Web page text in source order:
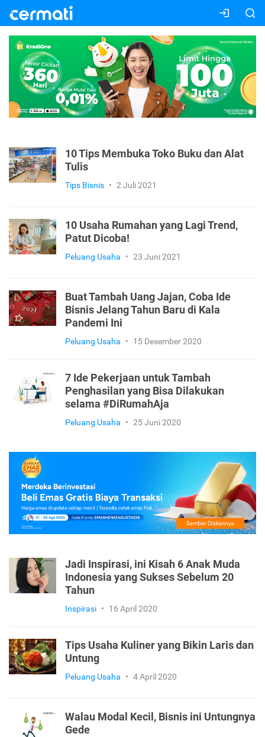
10 Tips Membuka Toko Buku dan Alat
Tulis
Tips Bisnis • 2 Juli 2021
10 Usaha Rumahan yang Lagi Trend,
Patut Dicoba!
Peluang Usaha • 23 Juni 2021
Buat Tambah Uang Jajan, Coba Ide
Bisnis Jelang Tahun Baru di Kala
Pandemi Ini
Peluang Usaha • 15 Desember 2020
7 Ide Pekerjaan untuk Tambah
Penghasilan yang Bisa Dilakukan
selama #DiRumahAja
Peluang Usaha • 25 Juni 2020
Jadi Inspirasi, ini Kisah 6 Anak Muda
Indonesia yang Sukses Sebelum 20
Tahun
Inspirasi • 16 April 2020
Tips Usaha Kuliner yang Bikin Laris dan
Untung
Peluang Usaha • 4 April 2020
Walau Modal Kecil, Bisnis ini Untungnya
Gede